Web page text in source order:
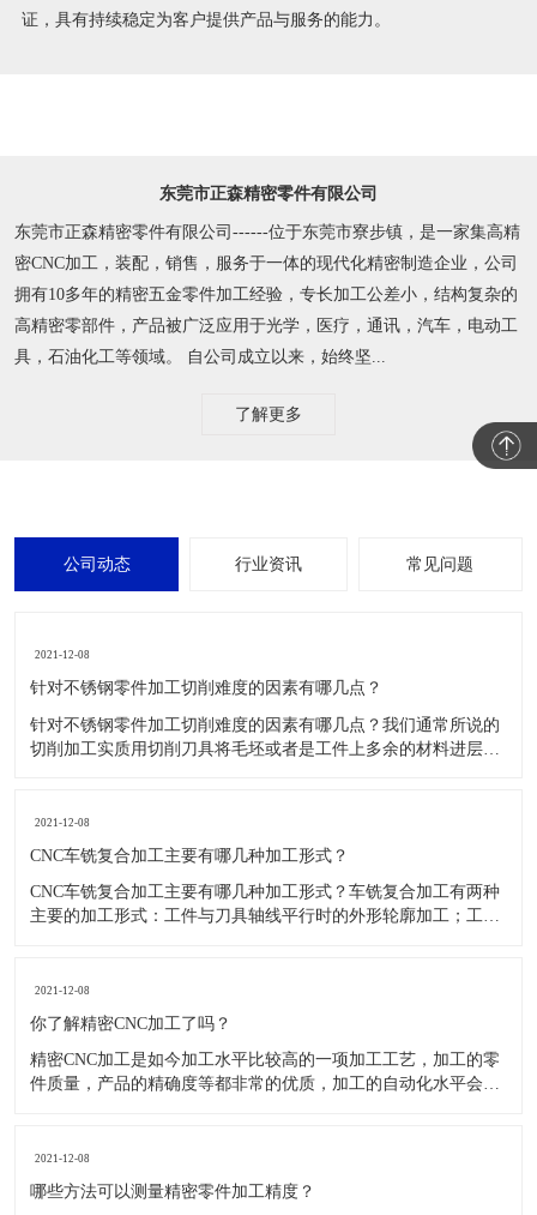
证，具有持续稳定为客户提供产品与服务的能力。
东莞市正森精密零件有限公司
东莞市正森精密零件有限公司------位于东莞市寮步镇，是一家集高精
密CNC加工，装配，销售，服务于一体的现代化精密制造企业，公司
拥有10多年的精密五金零件加工经验，专长加工公差小，结构复杂的
高精密零部件，产品被广泛应用于光学，医疗，通讯，汽车，电动工
具，石油化工等领域。 自公司成立以来，始终坚...
了解更多
公司动态 行业资讯 常见问题
2021-12-08
针对不锈钢零件加工切削难度的因素有哪几点？
针对不锈钢零件加工切削难度的因素有哪几点？我们通常所说的
切削加工实质用切削刀具将毛坯或者是工件上多余的材料进层进
其他的常规材料，比如铜材和铝合金，究其原因有以下几个关键
因素： 一
2021-12-08
CNC车铣复合加工主要有哪几种加工形式？
CNC车铣复合加工主要有哪几种加工形式？车铣复合加工有两种
主要的加工形式：工件与刀具轴线平行时的外形轮廓加工；工件
2021-12-08
​你了解精密CNC加工了吗？
精密CNC加工是如今加工水平比较高的一项加工工艺，加工的零
件质量，产品的精确度等都非常的优质，加工的自动化水平会比
自动化技术水平高，非常适合加工轮廊样子繁杂的曲线图，斜面
零
2021-12-08
​哪些方法可以测量精密零件加工精度？